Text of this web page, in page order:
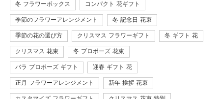
冬 フラワーボックス コンパクト 花ギフト
季節のフラワーアレンジメント 冬 記念日 花束
季節の花の選び方 クリスマス フラワーギフト 冬 ギフト 花
クリスマス 花束 冬 プロポーズ 花束
バラ プロポーズ ギフト 迎春 ギフト 花
正月 フラワーアレンジメント 新年 挨拶 花束